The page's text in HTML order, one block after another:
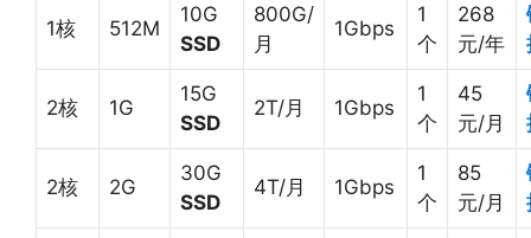
1核 512M
10G
SSD
800G/
月
1Gbps
1
个
268
元/年
2核 1G
15G
SSD
2T/月 1Gbps
1
个
45
元/月
2核 2G
30G
SSD
4T/月 1Gbps
1
个
85
元/月